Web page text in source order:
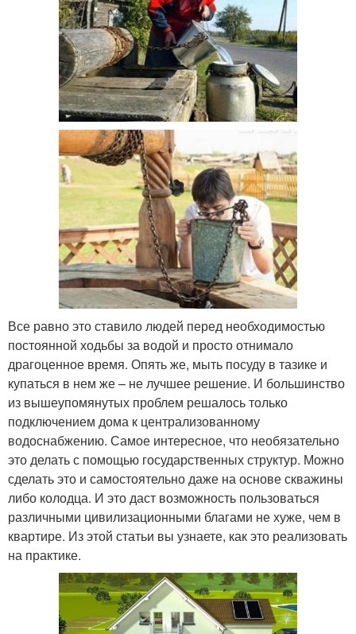
Все равно это ставило людей перед необходимостью
постоянной ходьбы за водой и просто отнимало
драгоценное время. Опять же, мыть посуду в тазике и
купаться в нем же – не лучшее решение. И большинство
из вышеупомянутых проблем решалось только
подключением дома к централизованному
водоснабжению. Самое интересное, что необязательно
это делать с помощью государственных структур. Можно
сделать это и самостоятельно даже на основе скважины
либо колодца. И это даст возможность пользоваться
различными цивилизационными благами не хуже, чем в
квартире. Из этой статьи вы узнаете, как это реализовать
на практике.